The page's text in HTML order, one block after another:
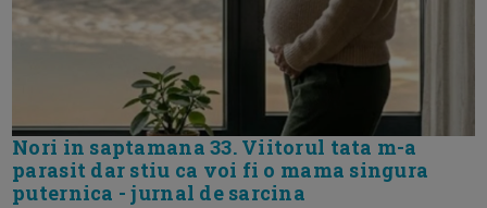
Nori in saptamana 33. Viitorul tata m-a
parasit dar stiu ca voi fi o mama singura
puternica - jurnal de sarcina